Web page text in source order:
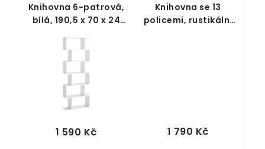
Knihovna 6-patrová,
bílá, 190,5 x 70 x 24
1 590 Kč
Knihovna se 13
policemi, rustikální
1 790 Kč